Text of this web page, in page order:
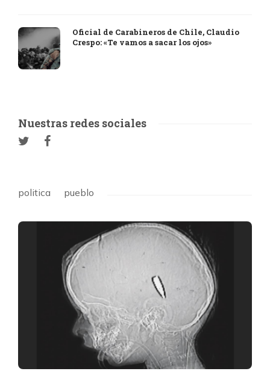
Oficial de Carabineros de Chile, Claudio
Crespo: «Te vamos a sacar los ojos»
Nuestras redes sociales
politica pueblo